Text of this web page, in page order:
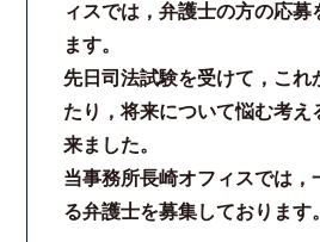
解決事例
お客様の声
採用情報
スタッフインタビュー
ィスでは，弁護士の方の応募
ます。
先日司法試験を受けて，これ
たり，将来について悩む考え
来ました。
当事務所長崎オフィスでは，
る弁護士を募集しております。